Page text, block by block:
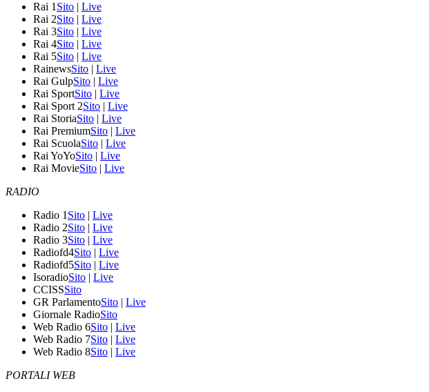
Rai 1 Sito | Live
Rai 2Sito | Live
Rai 3Sito | Live
Rai 4Sito | Live
Rai 5Sito | Live
RainewsSito | Live
Rai GulpSito | Live
Rai SportSito | Live
Rai Sport 2Sito | Live
Rai StoriaSito | Live
Rai PremiumSito | Live
Rai ScuolaSito | Live
Rai YoYoSito | Live
Rai MovieSito | Live
RADIO
Radio 1 Sito | Live
Radio 2Sito | Live
Radio 3Sito | Live
Radiofd4Sito | Live
Radiofd5Sito | Live
IsoradioSito | Live
CCISSSito
GR ParlamentoSito | Live
Giornale RadioSito
Web Radio 6Sito | Live
Web Radio 7Sito | Live
Web Radio 8Sito | Live
PORTALI WEB